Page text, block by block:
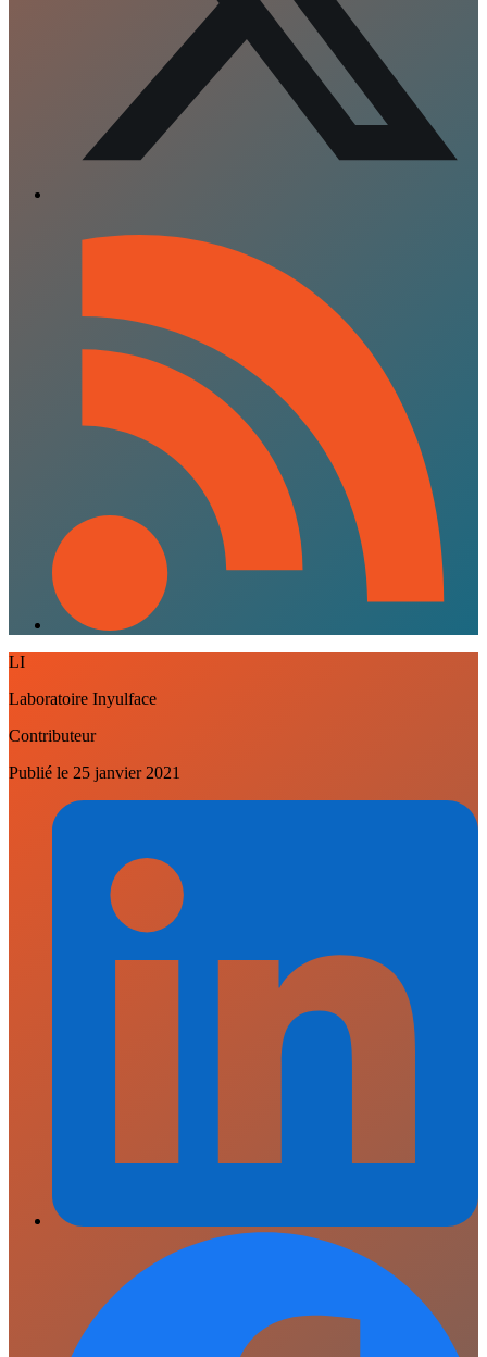
LI
Laboratoire Inyulface
Contributeur
Publié le 25 janvier 2021